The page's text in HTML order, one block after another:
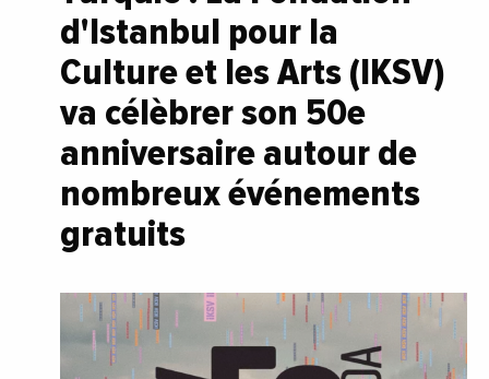
d'Istanbul pour la
Culture et les Arts (IKSV)
va célèbrer son 50e
anniversaire autour de
nombreux événements
gratuits